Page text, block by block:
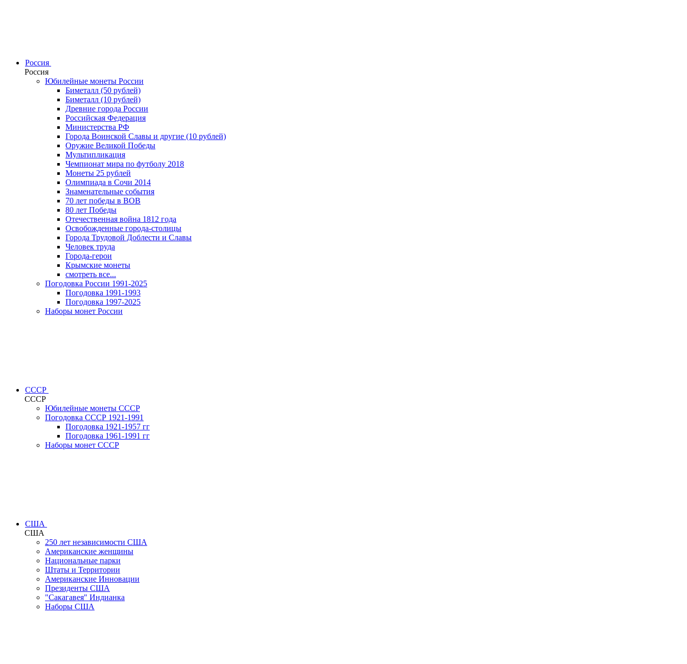
Россия
Россия
Юбилейные монеты России
Биметалл (50 рублей)
Биметалл (10 рублей)
Древние города России
Российская Федерация
Министерства РФ
Города Воинской Славы и другие (10 рублей)
Оружие Великой Победы
Мультипликация
Чемпионат мира по футболу 2018
Монеты 25 рублей
Олимпиада в Сочи 2014
Знаменательные события
70 лет победы в ВОВ
80 лет Победы
Отечественная война 1812 года
Освобожденные города-столицы
Города Трудовой Доблести и Славы
Человек труда
Города-герои
Крымские монеты
смотреть все...
Погодовка России 1991-2025
Погодовка 1991-1993
Погодовка 1997-2025
Наборы монет России
СССР
СССР
Юбилейные монеты СССР
Погодовка СССР 1921-1991
Погодовка 1921-1957 гг
Погодовка 1961-1991 гг
Наборы монет СССР
США
США
250 лет независимости США
Американские женщины
Национальные парки
Штаты и Территории
Американские Инновации
Президенты США
"Сакагавея" Индианка
Наборы США